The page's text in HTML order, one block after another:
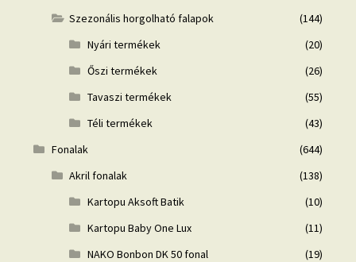
Szezonális horgolható falapok
(144)
Nyári termékek
(20)
Őszi termékek
(26)
Tavaszi termékek
(55)
Téli termékek
(43)
Fonalak
(644)
Akril fonalak
(138)
Kartopu Aksoft Batik
(10)
Kartopu Baby One Lux
(11)
NAKO Bonbon DK 50 fonal
(19)